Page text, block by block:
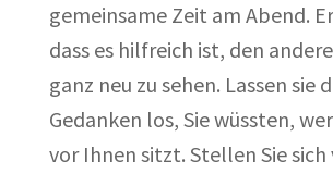
gemeinsame Zeit am Abend.
dass es hilfreich ist, den
ganz neu zu sehen. Lassen sie
Gedanken los, Sie wüssten,
vor Ihnen sitzt. Stellen Sie sich